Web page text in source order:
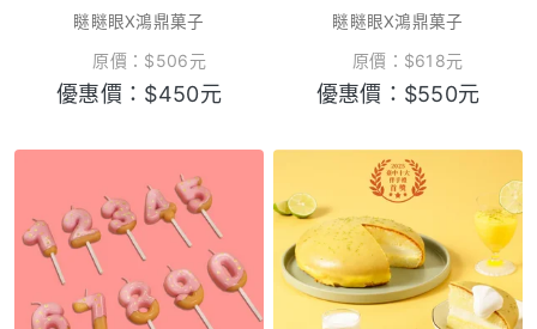
瞇瞇眼X鴻鼎菓子
原價： $506元
優惠價： $450元
瞇瞇眼X鴻鼎菓子
原價： $618元
優惠價： $550元